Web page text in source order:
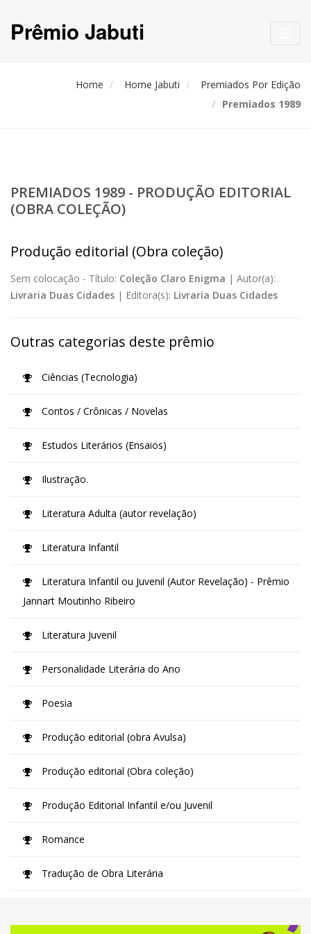
Prêmio Jabuti
Home Home Jabuti
Premiados Por Edição
Premiados 1989
PREMIADOS 1989 - PRODUÇÃO EDITORIAL
(OBRA COLEÇÃO)
Produção editorial (Obra coleção)
Sem colocação - Título: Coleção Claro Enigma | Autor(a):
Livraria Duas Cidades | Editora(s): Livraria Duas Cidades
Outras categorias deste prêmio
Ciências (Tecnologia)
Contos / Crônicas / Novelas
Estudos Literários (Ensaios)
Ilustração.
Literatura Adulta (autor revelação)
Literatura Infantil
Literatura Infantil ou Juvenil (Autor Revelação) - Prêmio
Jannart Moutinho Ribeiro
Literatura Juvenil
Personalidade Literária do Ano
Poesia
Produção editorial (obra Avulsa)
Produção editorial (Obra coleção)
Produção Editorial Infantil e/ou Juvenil
Romance
Tradução de Obra Literária